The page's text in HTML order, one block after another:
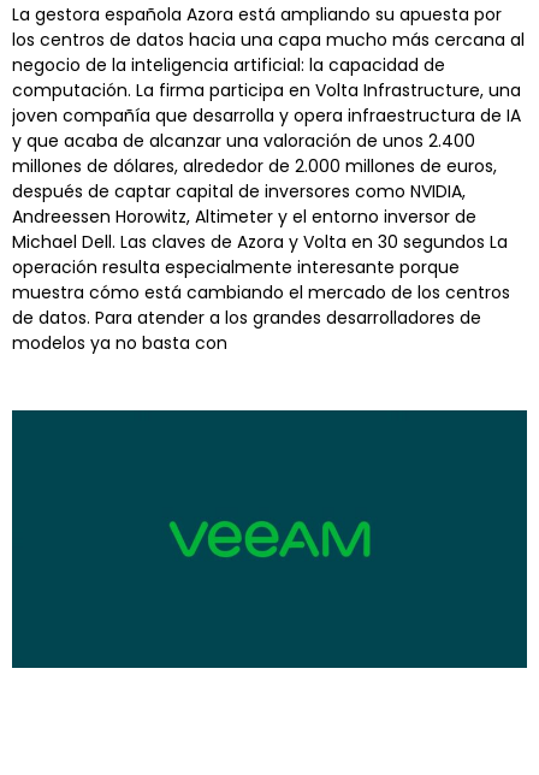
La gestora española Azora está ampliando su apuesta por
los centros de datos hacia una capa mucho más cercana al
negocio de la inteligencia artificial: la capacidad de
computación. La firma participa en Volta Infrastructure, una
joven compañía que desarrolla y opera infraestructura de IA
y que acaba de alcanzar una valoración de unos 2.400
millones de dólares, alrededor de 2.000 millones de euros,
después de captar capital de inversores como NVIDIA,
Andreessen Horowitz, Altimeter y el entorno inversor de
Michael Dell. Las claves de Azora y Volta en 30 segundos La
operación resulta especialmente interesante porque
muestra cómo está cambiando el mercado de los centros
de datos. Para atender a los grandes desarrolladores de
modelos ya no basta con